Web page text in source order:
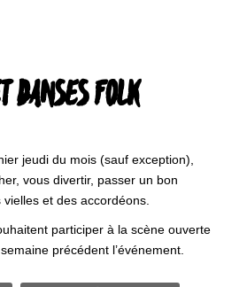
DANSES FOLK
jeudi du mois (sauf exception),
vous divertir, passer un bon
et des accordéons.
participer à la scène ouverte
précédent l’événement.